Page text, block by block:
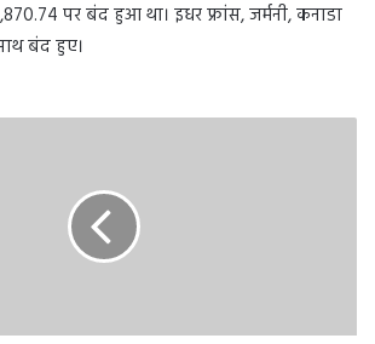
पर बंद हुआ था। इधर फ्रांस, जर्मनी, कनाडा
बंद हुए।